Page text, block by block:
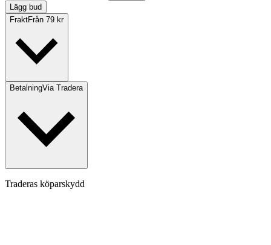
Lägg bud
FraktFrån 79 kr
BetalningVia Tradera
Traderas köparskydd